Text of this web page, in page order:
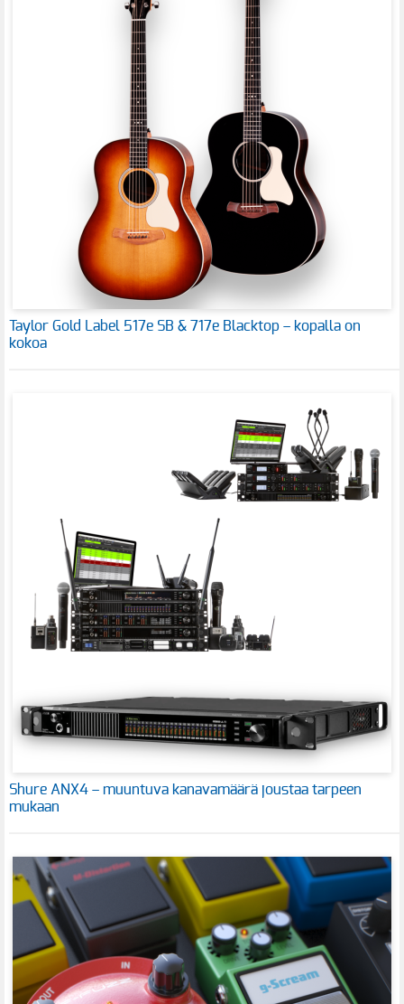
Taylor Gold Label 517e SB & 717e Blacktop – kopalla on
kokoa
Shure ANX4 – muuntuva kanavamäärä joustaa tarpeen
mukaan